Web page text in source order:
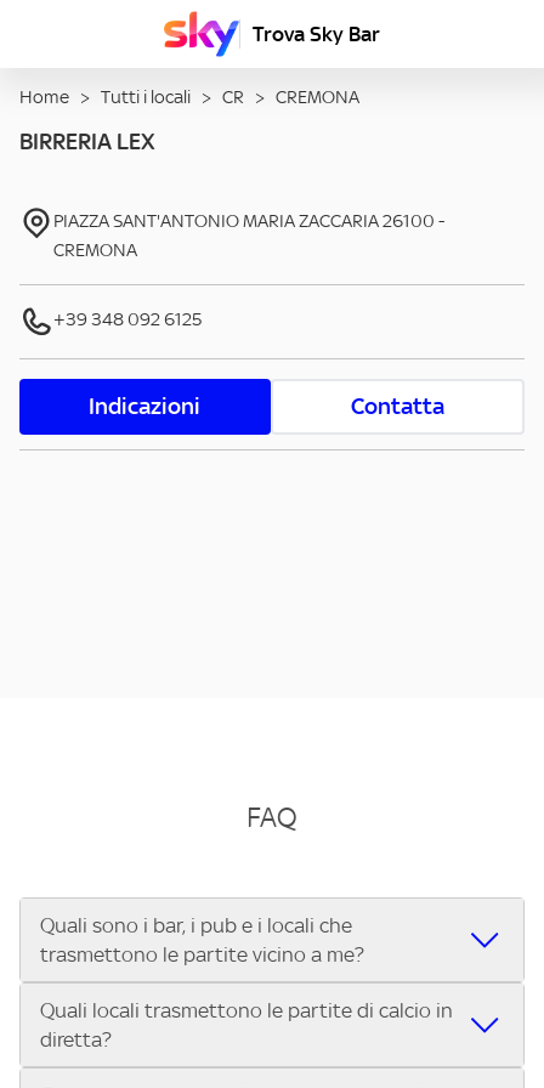
Trova Sky Bar
Home > Tutti i locali > CR > CREMONA
BIRRERIA LEX
PIAZZA SANT'ANTONIO MARIA ZACCARIA26100 -
CREMONA
+39 348 092 6125
Indicazioni Contatta
FAQ
Quali sono i bar, i pub e i locali che
trasmettono le partite vicino a me?
Se cerchi un bar, pub, ristorante o locale vicino a te per
vedere le partite di Serie A ENILIVE, la Serie C Sky Wifi, la
UEFA Champions League, la UEFA Europa League, la UEFA
Quali locali trasmettono le partite di calcio in
diretta?